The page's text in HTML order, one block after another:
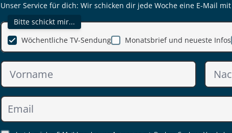
Unser Service für dich: Wir schicken dir jede Woche eine E-Mail
Bitte schickt mir...
Monatsbrief und neueste Infos
Wöchentliche TV-Sendung